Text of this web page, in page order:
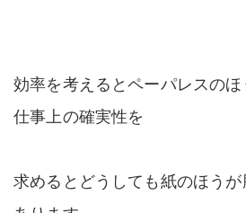
効率を考えるとペーパレスのほ
仕事上の確実性を
求めるとどうしても紙のほう